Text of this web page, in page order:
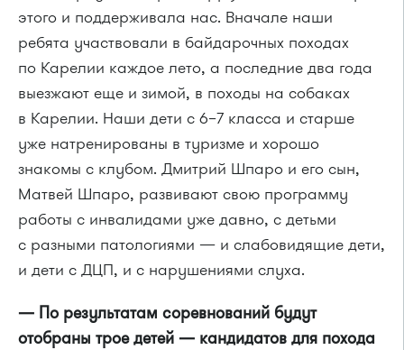
этого и поддерживала нас. Вначале наши
ребята участвовали в байдарочных походах
по Карелии каждое лето, а последние два года
выезжают еще и зимой, в походы на собаках
в Карелии. Наши дети с 6–7 класса и старше
уже натренированы в туризме и хорошо
знакомы с клубом. Дмитрий Шпаро и его сын,
Матвей Шпаро, развивают свою программу
работы с инвалидами уже давно, с детьми
с разными патологиями — и слабовидящие дети,
и дети с ДЦП, и с нарушениями слуха.
— По результатам соревнований будут
отобраны трое детей — кандидатов для похода